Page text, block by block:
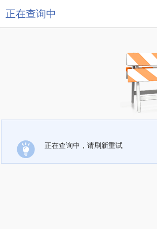
正在查询中
正在查询中，请刷新重试